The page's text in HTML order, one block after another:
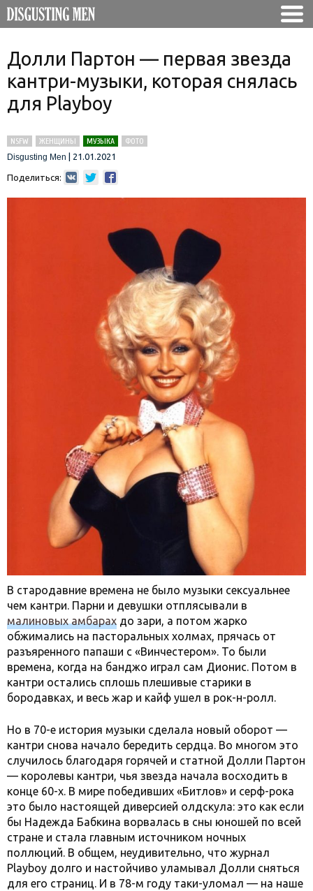
Долли Партон — первая звезда
кантри-музыки, которая снялась
для Playboy
NSFW ЖЕНЩИНЫ МУЗЫКА
ФОТО
Disgusting Men
21.01.2021
Поделиться:
В стародавние времена не было музыки сексуальнее
чем кантри. Парни и девушки отплясывали в
малиновых амбарах до зари, а потом жарко
обжимались на пасторальных холмах, прячась от
разъяренного папаши с «Винчестером». То были
времена, когда на банджо играл сам Дионис. Потом в
кантри остались сплошь плешивые старики в
бородавках, и весь жар и кайф ушел в рок-н-ролл.
Но в 70-е история музыки сделала новый оборот —
кантри снова начало бередить сердца. Во многом это
случилось благодаря горячей и статной Долли Партон
— королевы кантри, чья звезда начала восходить в
конце 60-х. В мире победивших «Битлов» и серф-рока
это было настоящей диверсией олдскула: это как если
бы Надежда Бабкина ворвалась в сны юношей по всей
стране и стала главным источником ночных
поллюций. В общем, неудивительно, что журнал
Playboy долго и настойчиво уламывал Долли сняться
для его страниц. И в 78-м году таки-уломал — на наше